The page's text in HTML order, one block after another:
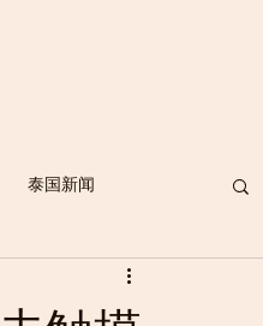
泰国新闻